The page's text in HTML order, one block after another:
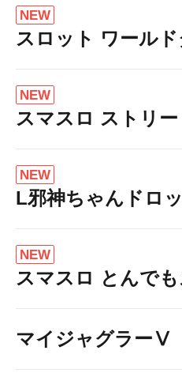
NEW
スロット ワール
NEW
スマスロ ストリ
NEW
L邪神ちゃんドロ
NEW
スマスロ とんで
マイジャグラーⅤ